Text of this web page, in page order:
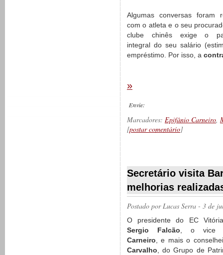
Algumas conversas foram
com o atleta e o seu
clube chinês exige o
integral do seu salário
empréstimo. Por isso, a
»
Envie:
Marcadores: Epifânio Carneiro,
[postar comentário]
Secretário visita
melhorias
Postado porLucas Serra - 3 de
O presidente do EC
Sergio Falcão, o
Carneiro, e mais o
Carvalho, do Grupo de